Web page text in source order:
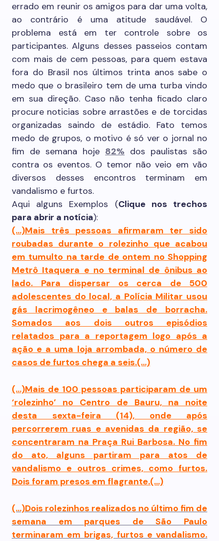
errado em reunir os amigos para dar uma volta,
ao contrário é uma atitude saudável. O
problema está em ter controle sobre os
participantes. Alguns desses passeios contam
com mais de cem pessoas, para quem estava
fora do Brasil nos últimos trinta anos sabe o
medo que o brasileiro tem de uma turba vindo
em sua direção. Caso não tenha ficado claro
procure noticias sobre arrastões e de torcidas
organizadas saindo de estádio. Fato temos
medo de grupos, o motivo é só ver o jornal no
fim de semana hoje 82% dos paulistas são
contra os eventos. O temor não veio em vão
diversos desses encontros terminam em
vandalismo e furtos.
Aqui alguns Exemplos (Clique nos trechos
para abrir a notícia):
(…)Mais três pessoas afirmaram ter sido
roubadas durante o rolezinho que acabou
em tumulto na tarde de ontem no Shopping
Metrô Itaquera e no terminal de ônibus ao
lado. Para dispersar os cerca de 500
adolescentes do local, a Polícia Militar usou
gás lacrimogêneo e balas de borracha.
Somados aos dois outros episódios
relatados para a reportagem logo após a
ação e a uma loja arrombada, o número de
casos de furtos chega a seis.(…)
(…)Mais de 100 pessoas participaram de um
‘rolezinho’ no Centro de Bauru, na noite
desta sexta-feira (14), onde após
percorrerem ruas e avenidas da região, se
concentraram na Praça Rui Barbosa. No fim
do ato, alguns partiram para atos de
vandalismo e outros crimes, como furtos.
Dois foram presos em flagrante.(…)
(…)Dois rolezinhos realizados no último fim de
semana em parques de São Paulo
terminaram em brigas, furtos e vandalismo.